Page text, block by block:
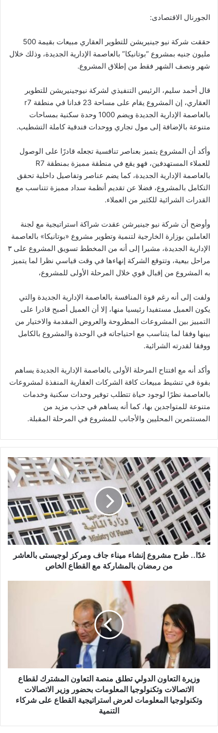
الجورنال الاقتصادى:
حققت شركة نيو جينيريشن للتطوير العقاري مبيعات بقيمة 500
مليون جنيه بمشروع “بوتانيكا” بالعاصمة الإدارية الجديدة، وذلك خلال
شهر ونصف الشهر فقط من إطلاق المشروع.
قال أحمد سليم، الرئيس التنفيذي لشركة نيوجينيريشن للتطوير
العقاري، إن المشروع يقام على مساحة 23 فدانا في منطقة r7
بالعاصمة الإدارية الجديدة ويضم 1000 وحدة سكنية بمساحات
متنوعة بالإضافة إلى مول تجاري ووحدات فندقية كاملة التشطيب.
وأكد أن المشروع يتميز بعناصر تنافسية تجعله قادرًا على الوصول
للعملاء المستهدفين، فهو يقع في منطقة مميزة بمنطقة R7
بالعاصمة الإدارية الجديدة، كما يضم عناصر وتفاصيل داخلية تحقق
التكامل بالمشروع، فضلا عن تقديم أنظمة سداد مميزة تتناسب مع
القدرات الشرائية للكثير من العملاء.
وأوضح أن شركة نيو جينيرشن عقدت شراكة استراتيجية مع لجنة
العاملين بوزارة الخارجية لتنمية وتطوير مشروع «بوتانيكا» بالعاصمة
الإدارية الجديدة، مشيرا إلى أنه من المخطط تسويق المشروع على ٣
مراحل بيعية، وتتوقع الشركة إنهاءها في وقت قياسي نظرا لما يتميز
به المشروع من إقبال قوي خلال المرحلة الأولى للمشروع،
ولفت إلى أنه رغم قوة المنافسة بالعاصمة الإدارية الجديدة والتي
يكون العميل مستفيدا رئيسيا منها، إلا أن العميل أصبح قادرا على
التمييز بين المشروعات المطروحة والعروض المقدمة والاختيار من
بينها وفقا لما يتناسب مع احتياجاته في الوحدة والمشروع بالكامل
ووفقا لقدرته الشرائية.
وأكد أنه مع افتتاح المرحلة الأولى بالعاصمة الإدارية الجديدة يساهم
بقوة في تنشيط مبيعات كافة الشركات العقارية المنفذة لمشروعات
بالعاصمة نظرًا لوجود حياة تتطلب توفير وحدات سكنية وخدمات
متنوعة للمتواجدين بها، كما أنه يساهم في جذب مزيد من
المستثمرين المحليين والأجانب للمشروع في المرحلة المقبلة.
غدًا..
طرح
مشروع
إنشاء
ميناء
جاف
ومركز
لوجيستى
بالعاشر
منغدًا.. طرح مشروع إنشاء ميناء جاف ومركز لوجيستى بالعاشر
من رمضان بالمشاركة مع القطاع الخاص
التعاون
المشترك
الاتصالات
وتكنولوجيا
المعلومات
بحضور
وتكنولوجيا
وزيرة التعاون الدولي تطلق منصة التعاون المشترك لقطاع
الاتصالات وتكنولوجيا المعلومات بحضور وزير الاتصالات
وتكنولوجيا المعلومات لعرض استراتيجية القطاع على شركاء
التنمية